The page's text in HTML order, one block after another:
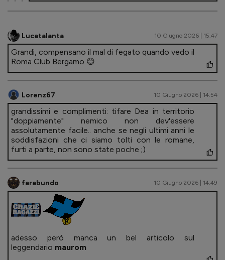
Lucatalanta 10 Giugno 2026 | 15.47
Grandi, compensano il mal di fegato quando vedo il
Roma Club Bergamo 😊
Lorenz67 10 Giugno 2026 | 14.54
grandissimi e complimenti: tifare Dea in territorio
"doppiamente" nemico non dev'essere
assolutamente facile.. anche se negli ultimi anni le
soddisfazioni che ci siamo tolti con le romane,
furti a parte, non sono state poche ;)
farabundo 10 Giugno 2026 | 14.49
adesso peró manca un bel articolo sul
leggendario maurom